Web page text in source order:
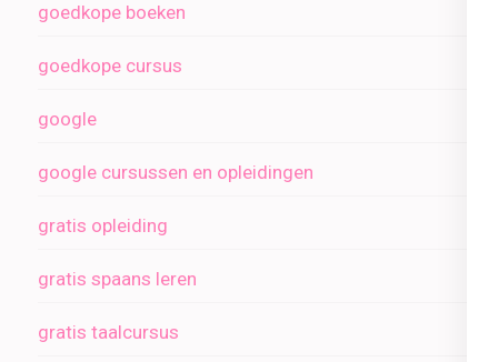
goedkope boeken
goedkope cursus
google
google cursussen en opleidingen
gratis opleiding
gratis spaans leren
gratis taalcursus